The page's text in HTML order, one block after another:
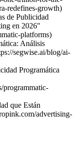
redefines-growth)
de Publicidad
en 2026"
platforms)
Análisis
segwise.ai/blog/ai-
Programática
programmatic-
que Están
advertising-